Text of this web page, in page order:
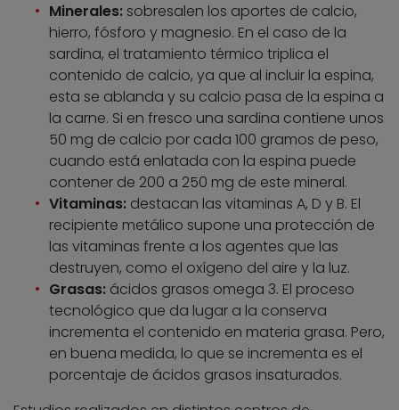
Minerales: sobresalen los aportes de calcio,
hierro, fósforo y magnesio. En el caso de la
sardina, el tratamiento térmico triplica el
contenido de calcio, ya que al incluir la espina,
esta se ablanda y su calcio pasa de la espina a
la carne. Si en fresco una sardina contiene unos
50 mg de calcio por cada 100 gramos de peso,
cuando está enlatada con la espina puede
contener de 200 a 250 mg de este mineral.
Vitaminas: destacan las vitaminas A, D y B. El
recipiente metálico supone una protección de
las vitaminas frente a los agentes que las
destruyen, como el oxígeno del aire y la luz.
Grasas: ácidos grasos omega 3. El proceso
tecnológico que da lugar a la conserva
incrementa el contenido en materia grasa. Pero,
en buena medida, lo que se incrementa es el
porcentaje de ácidos grasos insaturados.